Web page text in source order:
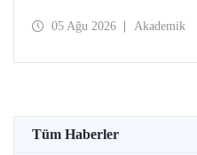
Koşullarına Bağlı Mikrolif
05 Ağu 2026 Akademik
Tüm Haberler